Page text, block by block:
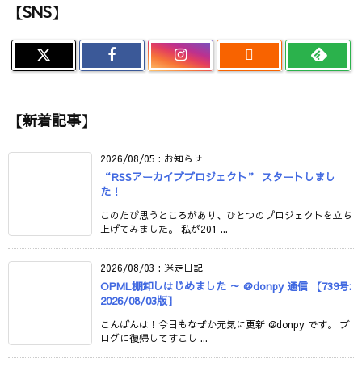
【SNS】

【新着記事】
2026/08/05 : お知らせ
“RSSアーカイブプロジェクト” スタートしまし
た！
このたび思うところがあり、ひとつのプロジェクトを立ち
上げてみました。 私が201 ...
2026/08/03 : 迷走日記
OPML棚卸しはじめました ～ @donpy 通信 【739号:
2026/08/03版】
こんばんは！今日もなぜか元気に更新 @donpy です。 ブ
ログに復帰してすこし ...